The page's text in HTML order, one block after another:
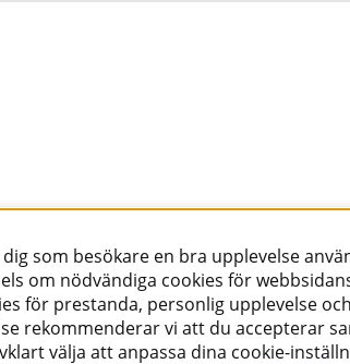
som besökare en bra upplevelse
om nödvändiga cookies för
för prestanda, personlig upplevelse
rekommenderar vi att du accepterar
välja att anpassa dina cookie-